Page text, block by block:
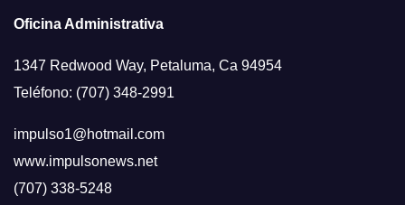
Oficina Administrativa
1347 Redwood Way, Petaluma, Ca 94954
Teléfono: (707) 348-2991
impulso1@hotmail.com
www.impulsonews.net
(707) 338-5248